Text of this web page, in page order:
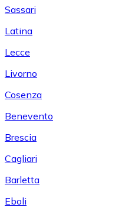
Sassari
Latina
Lecce
Livorno
Cosenza
Benevento
Brescia
Cagliari
Barletta
Eboli